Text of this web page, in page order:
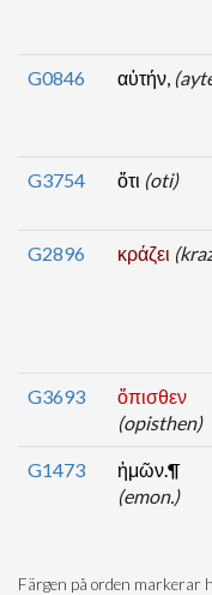
G0846 αὐτήν,
G3754 ὅτι (oti)
G2896 κράζει
G3693
ὄπισθεν
(opisthen)
G1473
ἡμῶν.¶
(emon.)
Färgen på orden markerar